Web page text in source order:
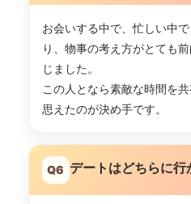
お会いする中で、忙しい中
り、物事の考え方がとても
じました。
この人となら素敵な時間を
思えたのが決め手です。
Q6 デートはどちらに行